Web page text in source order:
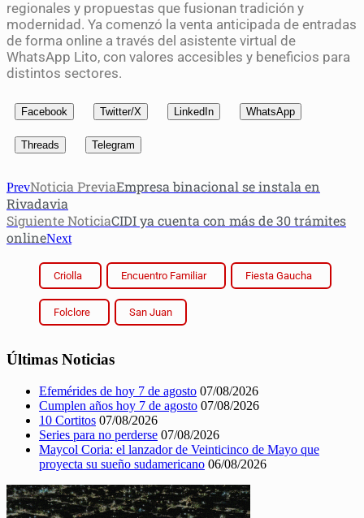
regionales y propuestas que fusionan tradición y
modernidad. Ya comenzó la venta anticipada de entradas
de forma online a través del asistente virtual de
WhatsApp Lito, con valores accesibles y beneficios para
distintos sectores.
Facebook Twitter/X LinkedIn WhatsApp
Threads Telegram
PrevNoticia PreviaEmpresa binacional se instala en
Rivadavia
Siguiente NoticiaCIDI ya cuenta con más de 30 trámites
onlineNext
Criolla Encuentro Familiar Fiesta Gaucha
Folclore San Juan
Últimas Noticias
Efemérides de hoy 7 de agosto 07/08/2026
Cumplen años hoy 7 de agosto 07/08/2026
10 Cortitos 07/08/2026
Series para no perderse 07/08/2026
Maycol Coria: el lanzador de Veinticinco de Mayo que
proyecta su sueño sudamericano 06/08/2026